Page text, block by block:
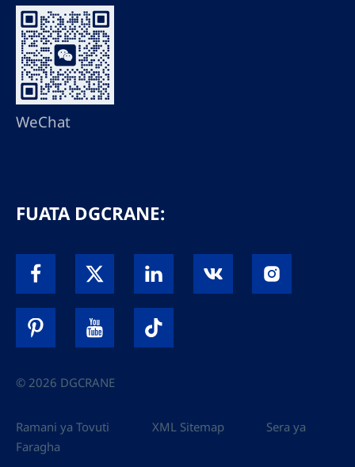
WeChat
FUATA DGCRANE:
© 2026 DGCRANE
Ramani ya Tovuti XML Sitemap
Sera ya
Faragha